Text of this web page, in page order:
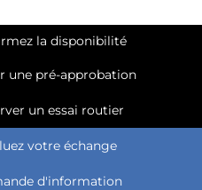
une pré-approbation
un essai routier
votre échange
d'information
la disponibilité